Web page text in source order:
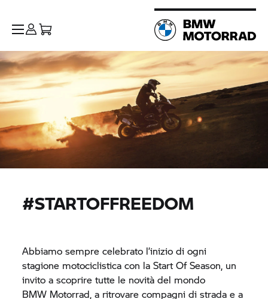
#STARTOFFREEDOM
Abbiamo sempre celebrato l’inizio di ogni
stagione motociclistica con la Start Of Season, un
invito a scoprire tutte le novità del mondo
BMW Motorrad, a ritrovare compagni di strada e a